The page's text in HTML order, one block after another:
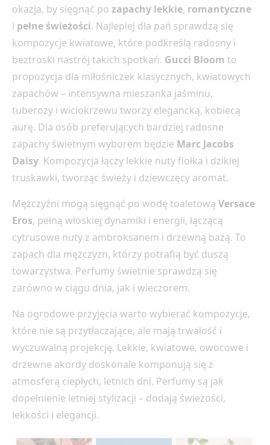
okazja, by sięgnąć po zapachy lekkie, romantyczne
i pełne świeżości. Najlepiej dla pań sprawdzą się
kompozycje kwiatowe, które podkreślą radosny i
beztroski nastrój takich spotkań. Gucci Bloom to
propozycja dla miłośniczek klasycznych, kwiatowych
zapachów – intensywna mieszanka jaśminu,
tuberozy i wiciokrzewu tworzy elegancką, kobiecą
aurę. Dla osób preferujących bardziej radosne
zapachy świetnym wyborem będzie Marc Jacobs
Daisy. Kompozycja łączy lekkie nuty fiołka i dzikiej
truskawki, tworząc świeży i dziewczęcy aromat.
Mężczyźni mogą sięgnąć po wodę toaletową Versace
Eros, pełną włoskiej dynamiki i energii, łączącą
cytrusowe nuty z ambroksanem i drzewną bazą. To
zapach dla mężczyzn, którzy potrafią być duszą
towarzystwa. Perfumy świetnie sprawdzą się
zarówno w ciągu dnia, jak i wieczorem.
Na ogrodowe przyjęcia warto wybierać kompozycje,
które nie są przytłaczające, ale mają trwałość i
wyczuwalną projekcję. Lekkie, kwiatowe, owocowe i
drzewne akordy doskonale komponują się z
atmosferą ciepłych, letnich dni. Perfumy są jak
dopełnienie letniej stylizacji – dodają świeżości,
lekkości i elegancji.